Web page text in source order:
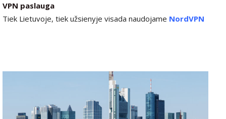
VPN paslauga
Tiek Lietuvoje, tiek užsienyje visada naudojame NordVPN